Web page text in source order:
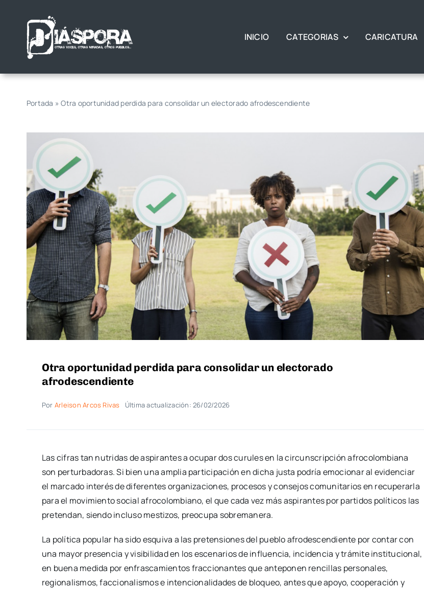
contenido
INICIO CATEGORIAS CARICATURA
Portada »Otra oportunidad perdida para consolidar un electorado afrodescendiente
Otra oportunidad perdida para consolidar un electorado
afrodescendiente
Por Arleison Arcos Rivas Última actualización: 26/02/2026
Las cifras tan nutridas de aspirantes a ocupar dos curules en la circunscripción afrocolombiana
son perturbadoras. Si bien una amplia participación en dicha justa podría emocionar al evidenciar
el marcado interés de diferentes organizaciones, procesos y consejos comunitarios en recuperarla
para el movimiento social afrocolombiano, el que cada vez más aspirantes por partidos políticos las
pretendan, siendo incluso mestizos, preocupa sobremanera.
La política popular ha sido esquiva a las pretensiones del pueblo afrodescendiente por contar con
una mayor presencia y visibilidad en los escenarios de influencia, incidencia y trámite institucional,
en buena medida por enfrascamientos fraccionantes que anteponen rencillas personales,
regionalismos, faccionalismos e intencionalidades de bloqueo, antes que apoyo, cooperación y